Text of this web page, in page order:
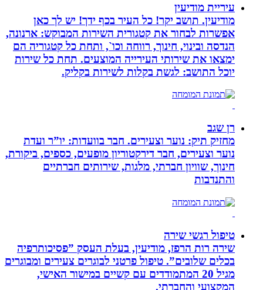
עיריית מודיעין
מודיעין. תושב יקר! כל העיר בכף ידך! יש לך כאן
אפשרות לבחור את קטגורית השירות המבוקש: ארנונה,
הנדסה ובינוי, חינוך, רווחה וכו`, ותחת כל קטגוריה הם
ימצאו את שירותי העירייה המוצעים. תחת כל שירות
יוכל התושב: לגשת בקלות לשירות בקליק.
רן שגב
מחזיק תיק: נוער וצעירים. חבר בוועדות: יו”ר ועדת
נוער וצעירים, חבר דירקטוריון מופעים, כספים, ביקורת,
חינוך, שוויון חברתי, מלגות, שירותים חברתיים
והתנדבות
טיפול רגשי שירה
שירה רות הרפז, מודיעין, בעלת העסק ”פסיכותרפיה
בכלים שלובים”. טיפול פרטני לבוגרים צעירים ומבוגרים
מגיל 20 המתמודדים עם קשיים במישור האישי,
המקצועי והחברתי.